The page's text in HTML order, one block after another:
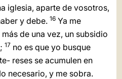
iglesia, aparte de vosotros,
y debe. 16Ya me
de una vez, un subsidio
17 no es que yo busque
reses se acumulen en
necesario, y me sobra.